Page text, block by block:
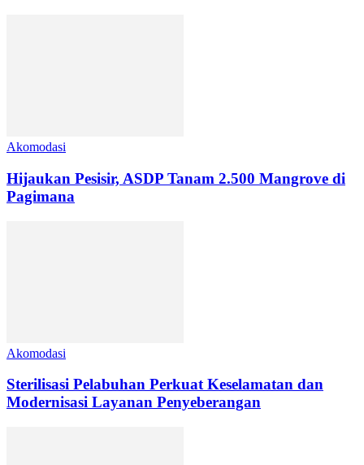
Akomodasi
Hijaukan Pesisir, ASDP Tanam 2.500 Mangrove di
Pagimana
Akomodasi
Sterilisasi Pelabuhan Perkuat Keselamatan dan
Modernisasi Layanan Penyeberangan